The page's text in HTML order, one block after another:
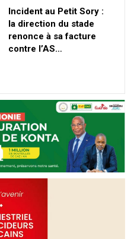
Incident au Petit Sory :
la direction du stade
renonce à sa facture
contre l’AS…